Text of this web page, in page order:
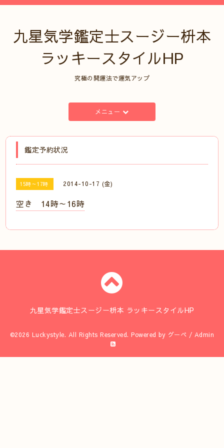
九星気学鑑定士スージー枡本
ラッキースタイルHP
究極の開運法で運気アップ
メニュー
鑑定予約状況
15時～17時 2014-10-17 (金)
空き 14時～16時
九星気学鑑定士スージー枡本 ラッキースタイルHP
©2026 Luckystyle. All Rights Reserved. Powered by グーペ / Admin